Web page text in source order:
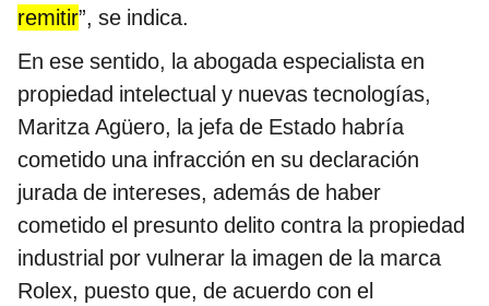
remitir”, se indica.
En ese sentido, la abogada especialista en
propiedad intelectual y nuevas tecnologías,
Maritza Agüero, la jefa de Estado habría
cometido una infracción en su declaración
jurada de intereses, además de haber
cometido el presunto delito contra la propiedad
industrial por vulnerar la imagen de la marca
Rolex, puesto que, de acuerdo con el